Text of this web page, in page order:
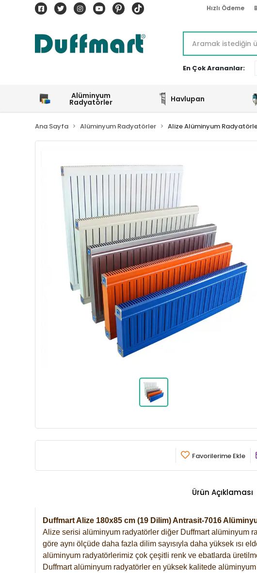
Hızlı Ödeme
En Çok Arananlar:
Alüminyum
Radyatörler Havlupan
Ana Sayfa Alüminyum Radyatörler Alize Alüminyum
Favorilerime Ekle
Ürün Açıklaması
Duffmart Alize 180x85 cm (19 Dilim) Antrasit-7016
Alize serisi alüminyum radyatörler diğer Duffmart alüminyum
göre aynı ölçüde daha fazla dilim sayısıyla daha yüksek ısı
alüminyum radyatörlerimiz çok çeşitli renk ve ebatlarda
Duffmart alüminyum radyatörler en yüksek kalitede